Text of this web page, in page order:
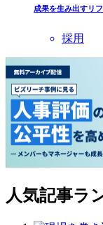
成果を生み出すリ
採用
人気記事ラ